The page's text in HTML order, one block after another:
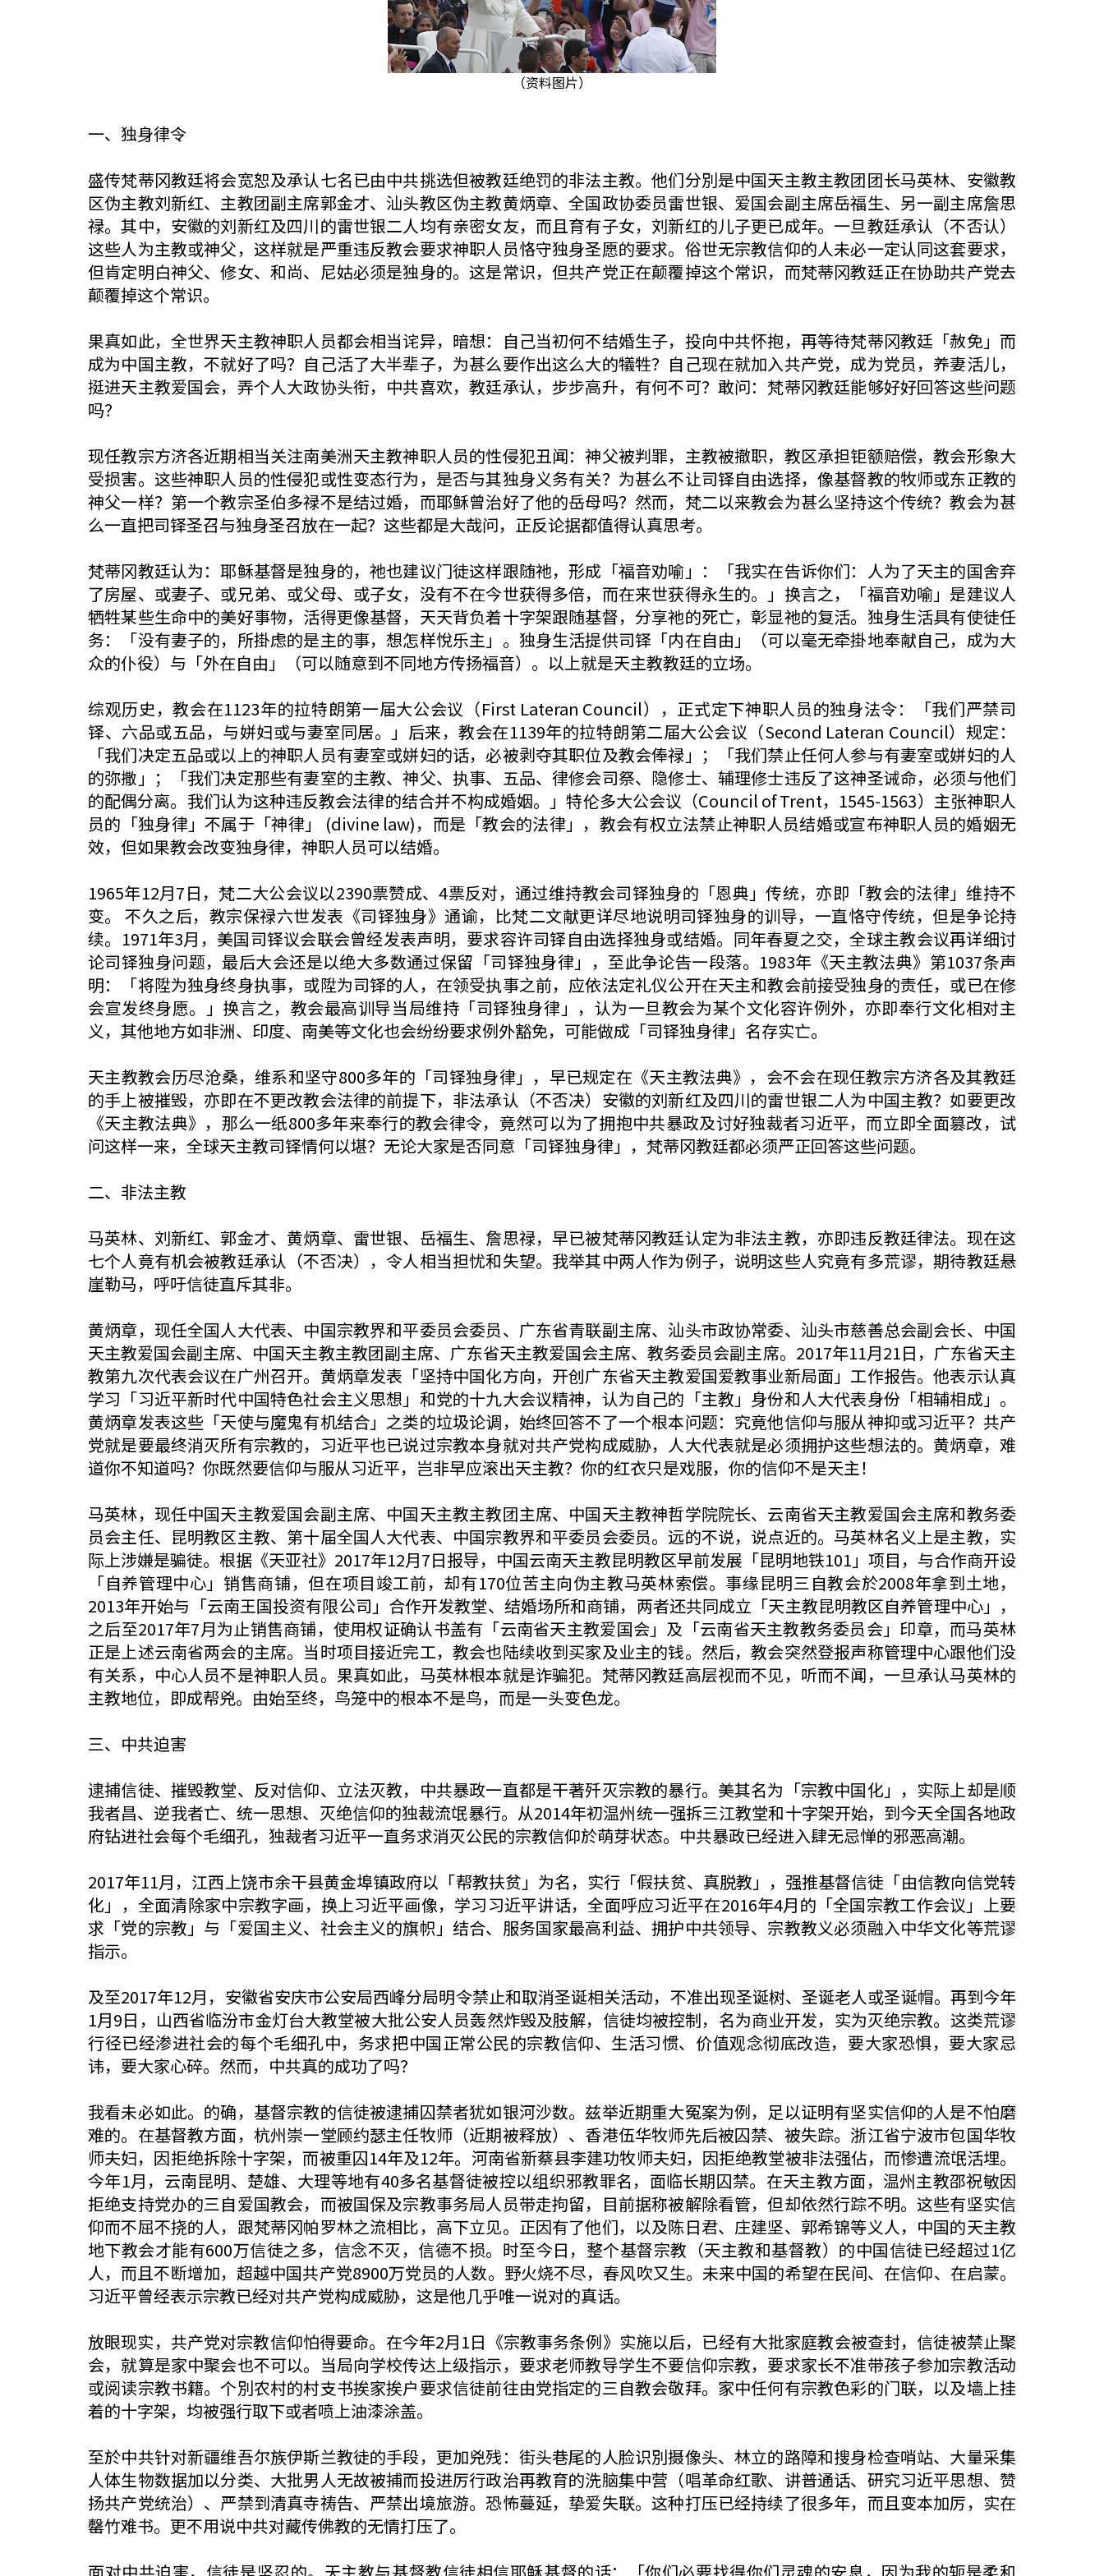
（资料图片）
一、独身律令
盛传梵蒂冈教廷将会宽恕及承认七名已由中共挑选但被教廷绝罚的非法主教。他们分別是中国天主教主教团团长马英林、安徽教
区伪主教刘新红、主教团副主席郭金才、汕头教区伪主教黄炳章、全国政协委员雷世银、爱国会副主席岳福生、另一副主席詹思
禄。其中，安徽的刘新红及四川的雷世银二人均有亲密女友，而且育有子女，刘新红的儿子更已成年。一旦教廷承认（不否认）
这些人为主教或神父，这样就是严重违反教会要求神职人员恪守独身圣愿的要求。俗世无宗教信仰的人未必一定认同这套要求，
但肯定明白神父、修女、和尚、尼姑必须是独身的。这是常识，但共产党正在颠覆掉这个常识，而梵蒂冈教廷正在协助共产党去
颠覆掉这个常识。
果真如此，全世界天主教神职人员都会相当诧异，暗想：自己当初何不结婚生子，投向中共怀抱，再等待梵蒂冈教廷「赦免」而
成为中国主教，不就好了吗？自己活了大半辈子，为甚么要作出这么大的犠牲？自己现在就加入共产党，成为党员，养妻活儿，
挺进天主教爱国会，弄个人大政协头衔，中共喜欢，教廷承认，步步高升，有何不可？敢问：梵蒂冈教廷能够好好回答这些问题
吗？
现任教宗方济各近期相当关注南美洲天主教神职人员的性侵犯丑闻：神父被判罪，主教被撤职，教区承担钜额赔偿，教会形象大
受损害。这些神职人员的性侵犯或性变态行为，是否与其独身义务有关？为甚么不让司铎自由选择，像基督教的牧师或东正教的
神父一样？第一个教宗圣伯多禄不是结过婚，而耶稣曾治好了他的岳母吗？然而，梵二以来教会为甚么坚持这个传统？教会为甚
么一直把司铎圣召与独身圣召放在一起？这些都是大哉问，正反论据都值得认真思考。
梵蒂冈教廷认为：耶稣基督是独身的，祂也建议门徒这样跟随祂，形成「福音劝喻」：「我实在告诉你们：人为了天主的国舍弃
了房屋、或妻子、或兄弟、或父母、或子女，没有不在今世获得多倍，而在来世获得永生的。」换言之，「福音劝喻」是建议人
牺牲某些生命中的美好事物，活得更像基督，天天背负着十字架跟随基督，分享祂的死亡，彰显祂的复活。独身生活具有使徒任
务：「没有妻子的，所掛虑的是主的事，想怎样悅乐主」。独身生活提供司铎「内在自由」（可以毫无牵掛地奉献自己，成为大
众的仆役）与「外在自由」（可以随意到不同地方传扬福音）。以上就是天主教教廷的立场。
综观历史，教会在1123年的拉特朗第一届大公会议（First Lateran Council），正式定下神职人员的独身法令：「我们严禁司
铎、六品或五品，与姘妇或与妻室同居。」后来，教会在1139年的拉特朗第二届大公会议（Second Lateran Council）规定：
「我们决定五品或以上的神职人员有妻室或姘妇的话，必被剥夺其职位及教会俸禄」；「我们禁止任何人参与有妻室或姘妇的人
的弥撒」；「我们决定那些有妻室的主教、神父、执事、五品、律修会司祭、隐修士、辅理修士违反了这神圣诫命，必须与他们
的配偶分离。我们认为这种违反教会法律的结合并不构成婚姻。」特伦多大公会议（Council of Trent，1545-1563）主张神职人
员的「独身律」不属于「神律」 (divine law)，而是「教会的法律」，教会有权立法禁止神职人员结婚或宣布神职人员的婚姻无
效，但如果教会改变独身律，神职人员可以结婚。
1965年12月7日，梵二大公会议以2390票赞成、4票反对，通过维持教会司铎独身的「恩典」传统，亦即「教会的法律」维持不
变。 不久之后，教宗保禄六世发表《司铎独身》通谕，比梵二文献更详尽地说明司铎独身的训导，一直恪守传统，但是争论持
续。1971年3月，美国司铎议会联会曾经发表声明，要求容许司铎自由选择独身或结婚。同年春夏之交，全球主教会议再详细讨
论司铎独身问题，最后大会还是以绝大多数通过保留「司铎独身律」，至此争论告一段落。1983年《天主教法典》第1037条声
明：「将陞为独身终身执事，或陞为司铎的人，在领受执事之前，应依法定礼仪公开在天主和教会前接受独身的责任，或已在修
会宣发终身愿。」换言之，教会最高训导当局维持「司铎独身律」，认为一旦教会为某个文化容许例外，亦即奉行文化相对主
义，其他地方如非洲、印度、南美等文化也会纷纷要求例外豁免，可能做成「司铎独身律」名存实亡。
天主教教会历尽沧桑，维系和坚守800多年的「司铎独身律」，早已规定在《天主教法典》，会不会在现仼教宗方济各及其教廷
的手上被摧毁，亦即在不更改教会法律的前提下，非法承认（不否决）安徽的刘新红及四川的雷世银二人为中国主教？如要更改
《天主教法典》，那么一纸800多年来奉行的教会律令，竟然可以为了拥抱中共暴政及讨好独裁者习近平，而立即全面篡改，试
问这样一来，全球天主教司铎情何以堪？无论大家是否同意「司铎独身律」，梵蒂冈教廷都必须严正回答这些问题。
二、非法主教
马英林、刘新红、郭金才、黄炳章、雷世银、岳福生、詹思禄，早已被梵蒂冈教廷认定为非法主教，亦即违反教廷律法。现在这
七个人竟有机会被教廷承认（不否决），令人相当担忧和失望。我举其中两人作为例子，说明这些人究竟有多荒谬，期待教廷悬
崖勒马，呼吁信徒直斥其非。
黄炳章，现任全国人大代表、中国宗教界和平委员会委员、广东省青联副主席、汕头市政协常委、汕头市慈善总会副会长、中国
天主教爱国会副主席、中国天主教主教团副主席、广东省天主教爱国会主席、教务委员会副主席。2017年11月21日，广东省天主
教第九次代表会议在广州召开。黄炳章发表「坚持中国化方向，开创广东省天主教爱国爱教事业新局面」工作报告。他表示认真
学习「习近平新时代中国特色社会主义思想」和党的十九大会议精神，认为自己的「主教」身份和人大代表身份「相辅相成」。
黄炳章发表这些「天使与魔鬼有机结合」之类的垃圾论调，始终回答不了一个根本问题：究竟他信仰与服从神抑或习近平？共产
党就是要最终消灭所有宗教的，习近平也已说过宗教本身就对共产党构成威胁，人大代表就是必须拥护这些想法的。黄炳章，难
道你不知道吗？你既然要信仰与服从习近平，岂非早应滚出天主教？你的红衣只是戏服，你的信仰不是天主！
马英林，现任中国天主教爱国会副主席、中国天主教主教团主席、中国天主教神哲学院院长、云南省天主教爱国会主席和教务委
员会主任、昆明教区主教、第十届全国人大代表、中国宗教界和平委员会委员。远的不说，说点近的。马英林名义上是主教，实
际上涉嫌是骗徒。根据《天亚社》2017年12月7日报导，中国云南天主教昆明教区早前发展「昆明地铁101」项目，与合作商开设
「自养管理中心」销售商铺，但在项目竣工前，却有170位苦主向伪主教马英林索偿。事缘昆明三自教会於2008年拿到土地，
2013年开始与「云南王国投资有限公司」合作开发教堂、结婚场所和商铺，两者还共同成立「天主教昆明教区自养管理中心」，
之后至2017年7月为止销售商铺，使用权证确认书盖有「云南省天主教爱国会」及「云南省天主教教务委员会」印章，而马英林
正是上述云南省两会的主席。当时项目接近完工，教会也陆续收到买家及业主的钱。然后，教会突然登报声称管理中心跟他们没
有关系，中心人员不是神职人员。果真如此，马英林根本就是诈骗犯。梵蒂冈教廷高层视而不见，听而不闻，一旦承认马英林的
主教地位，即成帮兇。由始至终，鸟笼中的根本不是鸟，而是一头变色龙。
三、中共迫害
逮捕信徒、摧毁教堂、反对信仰、立法灭教，中共暴政一直都是干著歼灭宗教的暴行。美其名为「宗教中国化」，实际上却是顺
我者昌、逆我者亡、统一思想、灭绝信仰的独裁流氓暴行。从2014年初温州统一强拆三江教堂和十字架开始，到今天全国各地政
府钻进社会每个毛细孔，独裁者习近平一直务求消灭公民的宗教信仰於萌芽状态。中共暴政已经进入肆无忌惮的邪恶高潮。
2017年11月，江西上饶市余干县黄金埠镇政府以「帮教扶贫」为名，实行「假扶贫、真脱教」，强推基督信徒「由信教向信党转
化」，全面清除家中宗教字画，换上习近平画像，学习习近平讲话，全面呼应习近平在2016年4月的「全国宗教工作会议」上要
求「党的宗教」与「爱国主义、社会主义的旗帜」结合、服务国家最高利益、拥护中共领导、宗教教义必须融入中华文化等荒谬
指示。
及至2017年12月，安徽省安庆市公安局西峰分局明令禁止和取消圣诞相关活动，不准出现圣诞树、圣诞老人或圣诞帽。再到今年
1月9日，山西省临汾市金灯台大教堂被大批公安人员轰然炸毁及肢解，信徒均被控制，名为商业开发，实为灭绝宗教。这类荒谬
行径已经渗进社会的每个毛细孔中，务求把中国正常公民的宗教信仰、生活习惯、价值观念彻底改造，要大家恐惧，要大家忌
讳，要大家心碎。然而，中共真的成功了吗？
我看未必如此。的确，基督宗教的信徒被逮捕囚禁者犹如银河沙数。兹举近期重大冤案为例，足以证明有坚实信仰的人是不怕磨
难的。在基督教方面，杭州崇一堂顾约瑟主任牧师（近期被释放）、香港伍华牧师先后被囚禁、被失踪。浙江省宁波市包国华牧
师夫妇，因拒绝拆除十字架，而被重囚14年及12年。河南省新蔡县李建功牧师夫妇，因拒绝教堂被非法强佔，而惨遭流氓活埋。
今年1月，云南昆明、楚雄、大理等地有40多名基督徒被控以组织邪教罪名，面临长期囚禁。在天主教方面，温州主教邵祝敏因
拒绝支持党办的三自爱国教会，而被国保及宗教事务局人员带走拘留，目前据称被解除看管，但却依然行踪不明。这些有坚实信
仰而不屈不挠的人，跟梵蒂冈帕罗林之流相比，高下立见。正因有了他们，以及陈日君、庄建坚、郭希锦等义人，中国的天主教
地下教会才能有600万信徒之多，信念不灭，信德不损。时至今日，整个基督宗教（天主教和基督教）的中国信徒已经超过1亿
人，而且不断增加，超越中国共产党8900万党员的人数。野火烧不尽，春风吹又生。未来中国的希望在民间、在信仰、在启蒙。
习近平曾经表示宗教已经对共产党构成威胁，这是他几乎唯一说对的真话。
放眼现实，共产党对宗教信仰怕得要命。在今年2月1日《宗教事务条例》实施以后，已经有大批家庭教会被查封，信徒被禁止聚
会，就算是家中聚会也不可以。当局向学校传达上级指示，要求老师教导学生不要信仰宗教，要求家长不准带孩子参加宗教活动
或阅读宗教书籍。个別农村的村支书挨家挨户要求信徒前往由党指定的三自教会敬拜。家中任何有宗教色彩的门联，以及墙上挂
着的十字架，均被强行取下或者喷上油漆涂盖。
至於中共针对新疆维吾尔族伊斯兰教徒的手段，更加兇残：街头巷尾的人脸识別摄像头、林立的路障和搜身检查哨站、大量采集
人体生物数据加以分类、大批男人无故被捕而投进厉行政治再教育的洗脑集中营（唱革命红歌、讲普通话、研究习近平思想、赞
扬共产党统治）、严禁到清真寺祷告、严禁出境旅游。恐怖蔓延，挚爱失联。这种打压已经持续了很多年，而且变本加厉，实在
罄竹难书。更不用说中共对藏传佛教的无情打压了。